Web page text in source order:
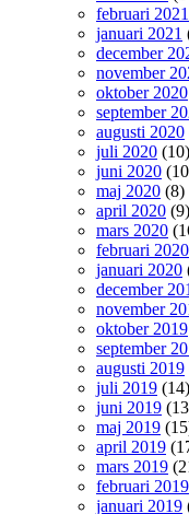
februari 2021
januari 2021
december
november
oktober 2020
september
augusti 2020
juli 2020 (10)
juni 2020
maj 2020 (8)
april 2020 (9)
mars 2020
februari 2020
januari 2020
december
november
oktober 2019
september
augusti 2019
juli 2019 (14)
juni 2019
maj 2019
april 2019
mars 2019
februari 2019
januari 2019